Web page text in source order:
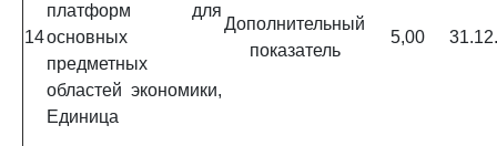
14
платформ для
основных
предметных
областей экономики,
Единица
Дополнительный
показатель
5,00